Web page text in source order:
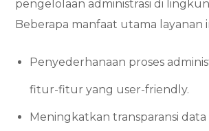
pengelolaan administrasi di
Beberapa manfaat utama layanan
Penyederhanaan proses
fitur-fitur yang user-friendly.
Meningkatkan transparansi data